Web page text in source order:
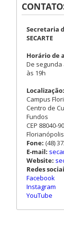
Secretaria
SECARTE
Horário de
De
às 19h
Localização:
Campus
Centro de
Fundos
CEP 88040-
Florianópolis
Fone: (48)
E-mail:
Website:
Redes
Facebook
Instagram
YouTube